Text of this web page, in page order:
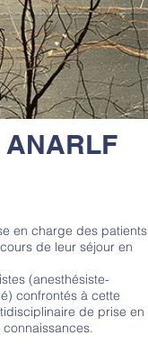
ANARLF
en charge des patients
de leur séjour en
(anesthésiste-
confrontés à cette
de prise en